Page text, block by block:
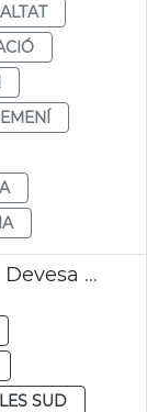
Candidatura Reserva Biosfera Devesa Albufera
SUD